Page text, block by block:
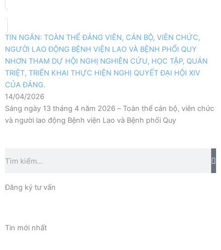
TIN NGẮN: TOÀN THỂ ĐẢNG VIÊN, CÁN BỘ, VIÊN CHỨC,
NGƯỜI LAO ĐỘNG BỆNH VIỆN LAO VÀ BỆNH PHỔI QUY
NHƠN THAM DỰ HỘI NGHỊ NGHIÊN CỨU, HỌC TẬP, QUÁN
TRIỆT, TRIỂN KHAI THỰC HIỆN NGHỊ QUYẾT ĐẠI HỘI XIV
CỦA ĐẢNG.
14/04/2026
Sáng ngày 13 tháng 4 năm 2026 – Toàn thể cán bộ, viên chức
và người lao động Bệnh viện Lao và Bệnh phổi Quy
kiếm
Đăng ký tư vấn
Tin mới nhất